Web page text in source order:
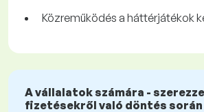
Közreműködés a háttérjátékok
A vállalatok számára -
fizetésekről való döntés során